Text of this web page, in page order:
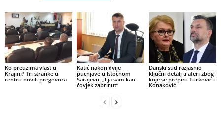
Ko preuzima vlast u
Krajini? Tri stranke u
centru novih pregovora
Katić nakon dvije
pucnjave u Istočnom
Sarajevu: „I ja sam kao
čovjek zabrinut“
Danski sud razjasnio
ključni detalj u aferi zbog
koje se prepiru Turković i
Konaković